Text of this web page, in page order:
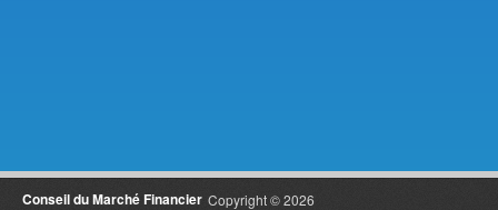
Copyright © 2026
Conseil du Marché Financier